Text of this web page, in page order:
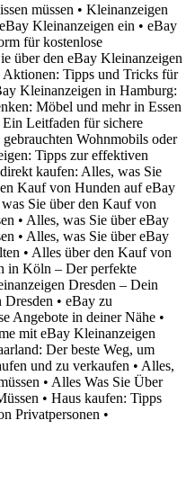
müssen • Kleinanzeigen
Kleinanzeigen ein • eBay
für kostenlose
über den eBay Kleinanzeigen
Aktionen: Tipps und Tricks für
Kleinanzeigen in Hamburg:
Möbel und mehr in Essen
Leitfaden für sichere
Wohnmobils oder
Tipps zur effektiven
kaufen: Alles, was Sie
Kauf von Hunden auf eBay
Sie über den Kauf von
• Alles, was Sie über eBay
• Alles, was Sie über eBay
• Alles über den Kauf von
in Köln – Der perfekte
Dresden – Dein
• eBay zu
Angebote in deiner Nähe •
mit eBay Kleinanzeigen
Der beste Weg, um
und zu verkaufen • Alles,
• Alles Was Sie Über
• Haus kaufen: Tipps
Privatpersonen •